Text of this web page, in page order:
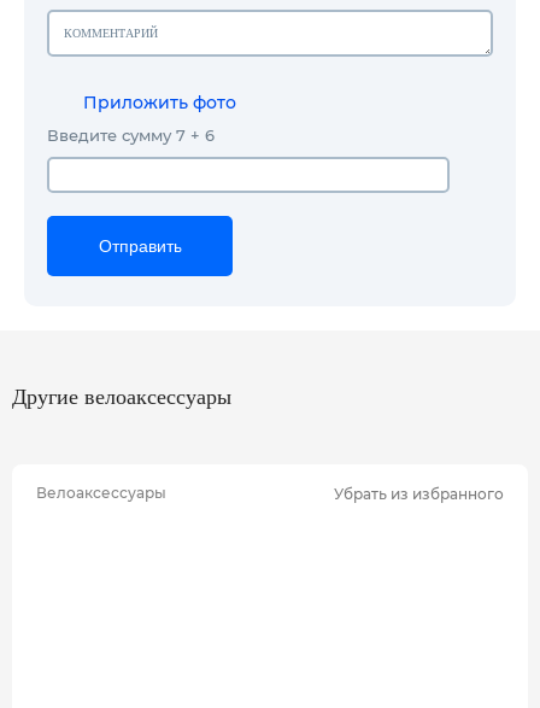
Приложить фото
Введите сумму 7 + 6
Отправить
Отправить
Отправить
Другие велоаксессуары
Велоаксессуары Убрать из избранного